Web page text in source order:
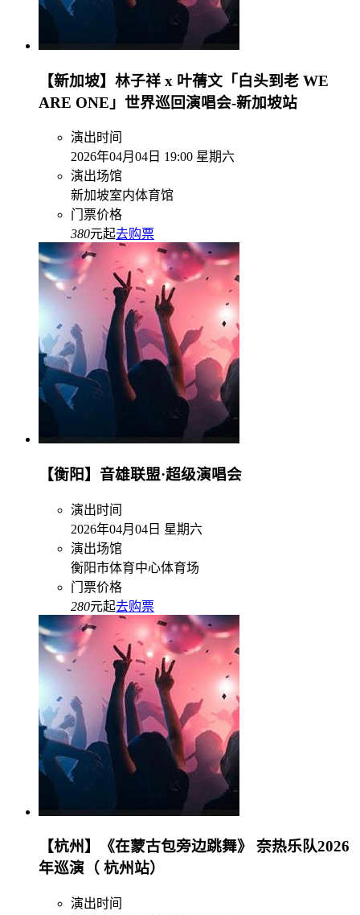
【新加坡】林子祥 x 叶蒨文「白头到老 WE
ARE ONE」世界巡回演唱会-新加坡站
演出时间
2026年04月04日 19:00 星期六
演出场馆
新加坡室内体育馆
门票价格
380元起去购票
【衡阳】音雄联盟·超级演唱会
演出时间
2026年04月04日 星期六
演出场馆
衡阳市体育中心体育场
门票价格
280元起去购票
【杭州】《在蒙古包旁边跳舞》 奈热乐队2026
年巡演（ 杭州站）
演出时间